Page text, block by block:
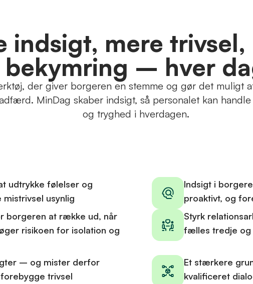
indsigt, mere
bekymring – hver
der giver borgeren en stemme og gør det muligt
MinDag skaber indsigt, så personalet kan
og tryghed i hverdagen.
udtrykke følelser og
usynlig
Indsigt i
proaktivt, og
borgeren at række ud, når
risikoen for isolation og
Styrk
fælles tredje og
– og mister derfor
trivsel
Et stærkere
kvalificeret